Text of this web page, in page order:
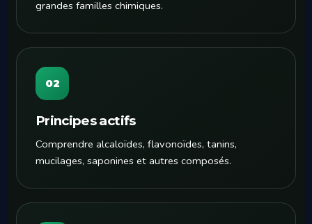
grandes familles chimiques.
02
Principes actifs
Comprendre alcaloïdes, flavonoïdes, tanins,
mucilages, saponines et autres composés.